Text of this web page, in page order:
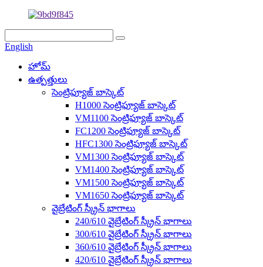
English
హోమ్
ఉత్పత్తులు
సెంట్రిఫ్యూజ్ బాస్కెట్
H1000 సెంట్రిఫ్యూజ్ బాస్కెట్
VM1100 సెంట్రిఫ్యూజ్ బాస్కెట్
FC1200 సెంట్రిఫ్యూజ్ బాస్కెట్
HFC1300 సెంట్రిఫ్యూజ్ బాస్కెట్
VM1300 సెంట్రిఫ్యూజ్ బాస్కెట్
VM1400 సెంట్రిఫ్యూజ్ బాస్కెట్
VM1500 సెంట్రిఫ్యూజ్ బాస్కెట్
VM1650 సెంట్రిఫ్యూజ్ బాస్కెట్
వైబ్రేటింగ్ స్క్రీన్ భాగాలు
240/610 వైబ్రేటింగ్ స్క్రీన్ భాగాలు
300/610 వైబ్రేటింగ్ స్క్రీన్ భాగాలు
360/610 వైబ్రేటింగ్ స్క్రీన్ భాగాలు
420/610 వైబ్రేటింగ్ స్క్రీన్ భాగాలు